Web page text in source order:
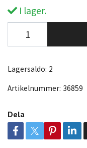
I lager.
Lagersaldo: 2
Artikelnummer: 36859
Dela